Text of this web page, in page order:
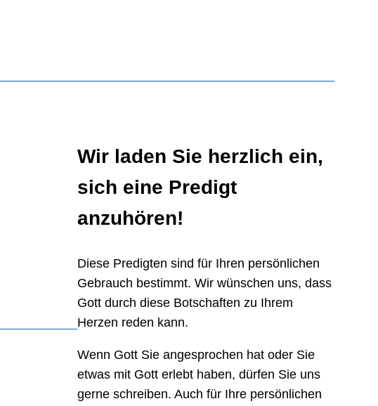
Wir laden Sie herzlich ein,
sich eine Predigt
anzuhören!
Diese Predigten sind für Ihren persönlichen
Gebrauch bestimmt. Wir wünschen uns, dass
Gott durch diese Botschaften zu Ihrem
Herzen reden kann.
Wenn Gott Sie angesprochen hat oder Sie
etwas mit Gott erlebt haben, dürfen Sie uns
gerne schreiben. Auch für Ihre persönlichen